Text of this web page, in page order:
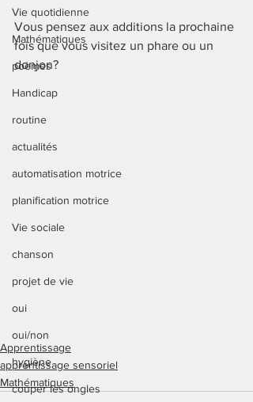
Vie quotidienne
Mathématiques
poèmes
Handicap
routine
actualités
automatisation motrice
planification motrice
Vie sociale
chanson
projet de vie
oui
oui/non
hygiène
couper les ongles
Vous pensez aux additions la prochaine
fois que vous visitez un phare ou un
donjon?
Apprentissage
apprentissage sensoriel
Mathématiques